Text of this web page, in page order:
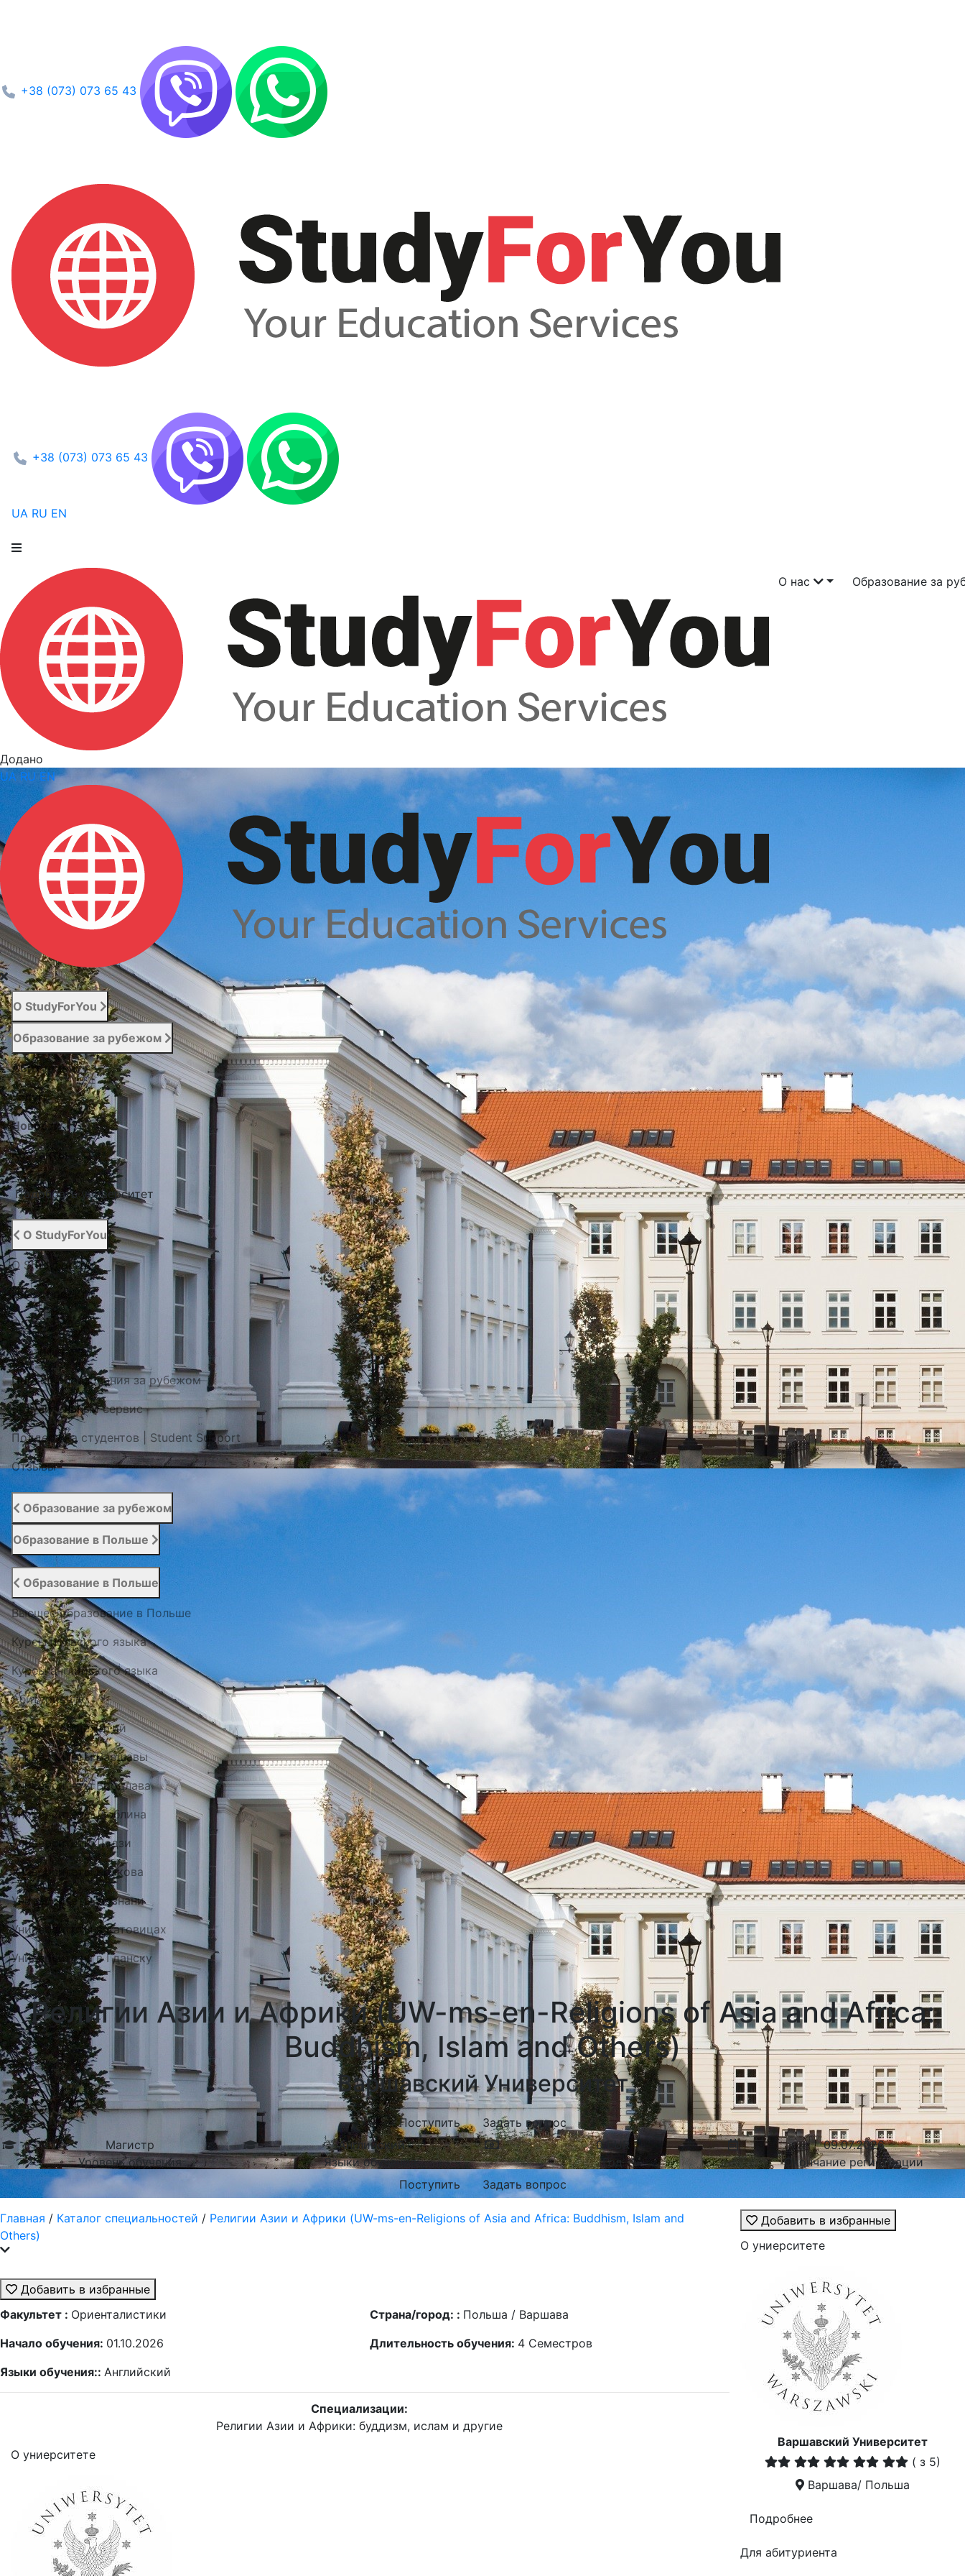
+38 (073) 073 65 43
+38 (073) 073 65 43
UA RU EN
О нас Образование за
Додано
UA RU EN
О StudyForYou
Образование за рубежом
Абитуриенту
Услуги
Новости
Контакты
Подобрать университет
О StudyForYou
О StudyForYou
Наши проекты
Фото / Видео
Cертификаты
Портал образования за рубежом
Вступительный сервис
Поддержка студентов | Student Support
Отзывы
Образование за рубежом
Образование в Польше
Образование в Польше
Высшее образование в Польше
Курсы польского языка
Курсы английского языка
Абитуриенту
Каталог общежитий
Университеты Варшавы
Университеты Вроцлава
Университеты Люблина
Университеты Лодзи
Университеты Кракова
Университеты Познани
Университеты в Катовицах
Университеты в Гданску
Религии Азии и Африки (UW-ms-en-Religions of Asia and Africa:
Buddhism, Islam and Others)
Варшавский Университет
Поступить
Задать вопрос
Магистр
Уровень обучения
Английский
Языки обучения:
0 EUR
Год
09.07.2026
Окончание регистрации
Поступить
Задать вопрос
Главная / Каталог специальностей / Религии Азии и Африки (UW-ms-en-Religions of Asia and Africa: Buddhism, Islam and
Others)
Добавить в избранные
Факультет : Ориенталистики Страна/город: : Польша / Варшава
Начало обучения: 01.10.2026 Длительность обучения: 4 Семестров
Языки обучения:: Английский
Специализации:
Религии Азии и Африки: буддизм, ислам и другие
О униерситете
Добавить в избранные
О униерситете
Варшавский Университет
( з 5)
Варшава/ Польша
Подробнее
Для абитуриента